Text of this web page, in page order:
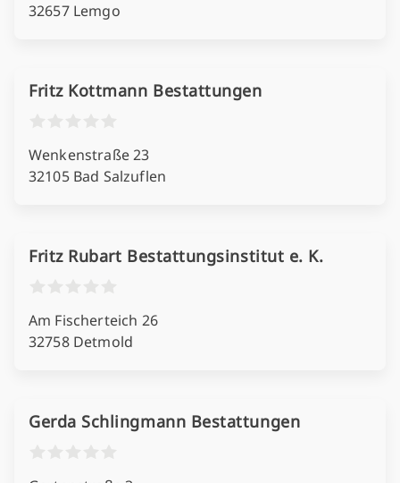
32657 Lemgo
Fritz Kottmann Bestattungen
Wenkenstraße 23
32105 Bad Salzuflen
Fritz Rubart Bestattungsinstitut e. K.
Am Fischerteich 26
32758 Detmold
Gerda Schlingmann Bestattungen